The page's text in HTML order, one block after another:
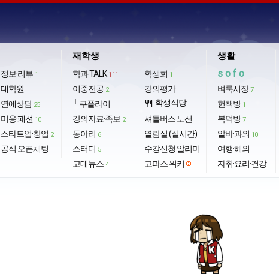
정보·리뷰 1
대학원
연애상담 25
미용·패션 10
스타트업·창업 2
공식 오픈채팅
재학생
학과 TALK 111
이중전공 2
└ 쿠플라이
강의자료·족보 2
동아리 6
스터디 5
고대뉴스 4
학생회 1
강의평가
restaurant 학생식당
셔틀버스 노선
열람실 (실시간)
수강신청 알리미
고파스 위키
생활
sofo
벼룩시장 7
헌책방 1
복덕방 7
알바·과외 10
여행·해외
자취·요리·건강